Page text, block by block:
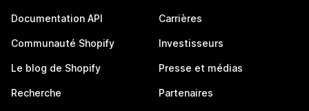
Documentation API
Communauté Shopify
Le blog de Shopify
Recherche
Carrières
Investisseurs
Presse et médias
Partenaires